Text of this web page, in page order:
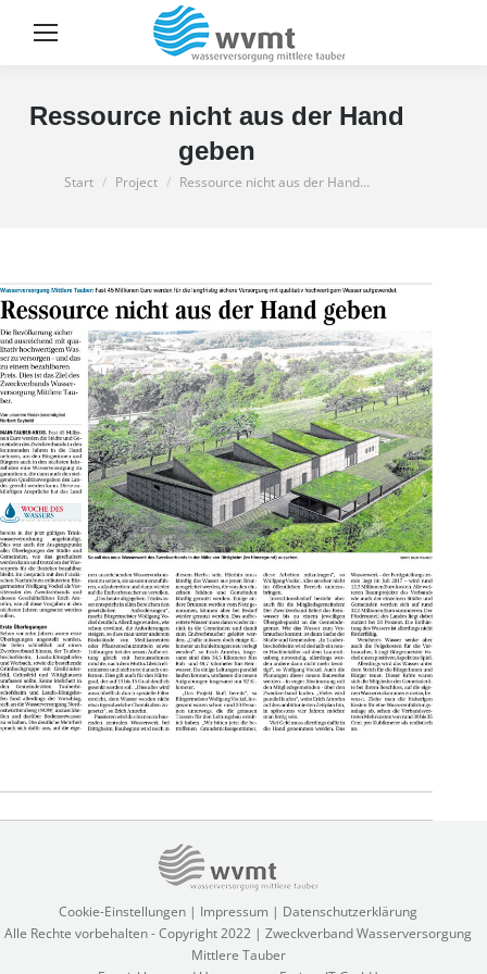
Ressource nicht aus der Hand
geben
Sie befinden sich hier:
Start Project Ressource nicht aus der Hand…
Project
navigation
Cookie-Einstellungen | Impressum | Datenschutzerklärung
Alle Rechte vorbehalten - Copyright 2022 | Zweckverband Wasserversorgung
Mittlere Tauber